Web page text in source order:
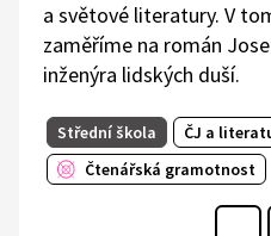
a světové literatury. V
zaměříme na román
inženýra lidských duší.
Střední škola
ČJ a
Čtenářská gramotnost